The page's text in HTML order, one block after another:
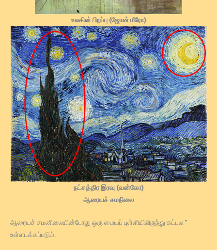
உலகின் பிறப்பு (ஜோன் மீரோ)
நட்சத்திர இரவு (வன்கோ)
ஆரையச் சமநிலை
ஆரையச் சமனிலையின்போது ஒரு மையப் புள்ளியிலிருந்து கட்புல ”
உள்ளடக்கப்படும்.